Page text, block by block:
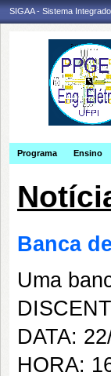
SIGAA - Sistema
Programa Ensino
Banca
Uma
DATA:
HORA: